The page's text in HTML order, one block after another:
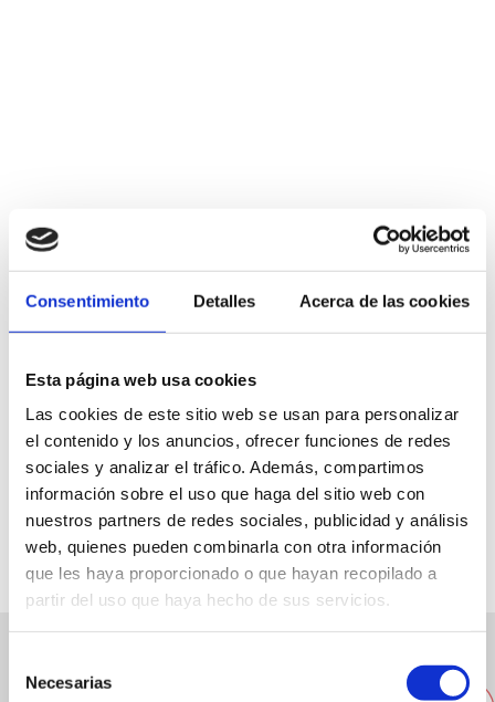
Consentimiento Detalles Acerca de las cookies
Esta página web usa cookies
Las cookies de este sitio web se usan para personalizar
el contenido y los anuncios, ofrecer funciones de redes
sociales y analizar el tráfico. Además, compartimos
información sobre el uso que haga del sitio web con
nuestros partners de redes sociales, publicidad y análisis
web, quienes pueden combinarla con otra información
que les haya proporcionado o que hayan recopilado a
partir del uso que haya hecho de sus servicios.
Necesarias
C/ Mussola, 36
965788832
Web
Spécialité:Cuisine méditerranéenne
Capacité:40
Autres restaurants à proximité